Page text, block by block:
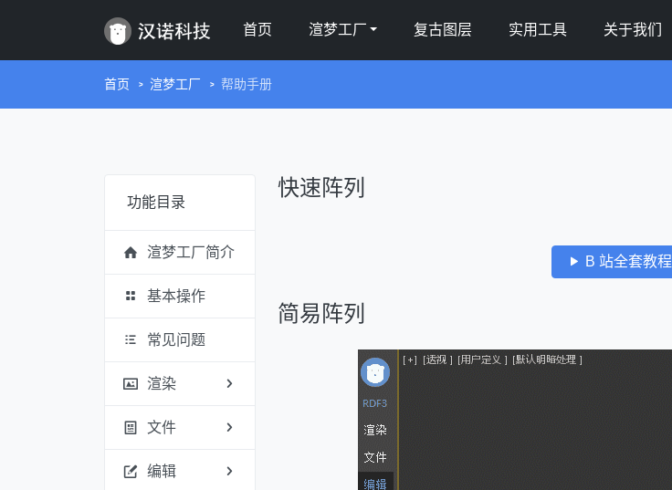
首页 渲梦工厂 复古图层 实用工具 关于我们
首页 渲梦工厂 帮助手册
快速阵列
B 站全套教程
简易阵列
功能目录
渲梦工厂简介
基本操作
常见问题
渲染
文件
编辑